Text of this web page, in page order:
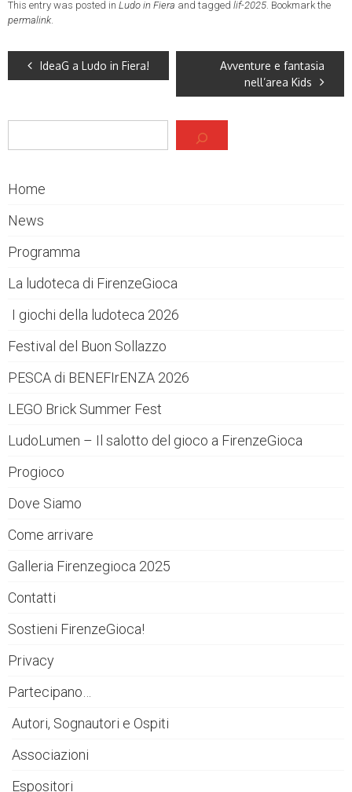
This entry was posted in Ludo in Fiera and tagged lif-2025 . Bookmark the
permalink
IdeaG a Ludo in Fiera!
Avventure e fantasia
nell’area Kids
Home
News
Programma
La ludoteca di FirenzeGioca
I giochi della ludoteca 2026
Festival del Buon Sollazzo
PESCA di BENEFIrENZA 2026
LEGO Brick Summer Fest
LudoLumen – Il salotto del gioco a FirenzeGioca
Progioco
Dove Siamo
Come arrivare
Galleria Firenzegioca 2025
Contatti
Sostieni FirenzeGioca!
Privacy
Partecipano…
Autori, Sognautori e Ospiti
Associazioni
Espositori